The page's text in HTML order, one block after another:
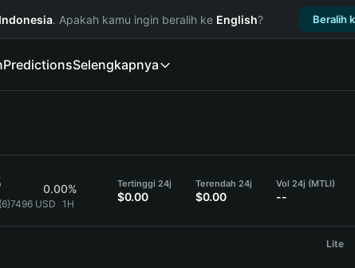
. Apakah kamu ingin beralih ke English? Beralih
PredictionsSelengkapnya
0.00%
USD 1H
Tertinggi 24j
$0.00
Terendah 24j
$0.00
Vol 24j (MTLI)
--
Lite